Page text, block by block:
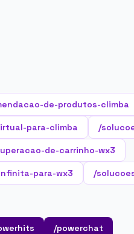
de-produtos-climba
para-climba /
de-carrinho-wx3
para-wx3 /
/powerchat